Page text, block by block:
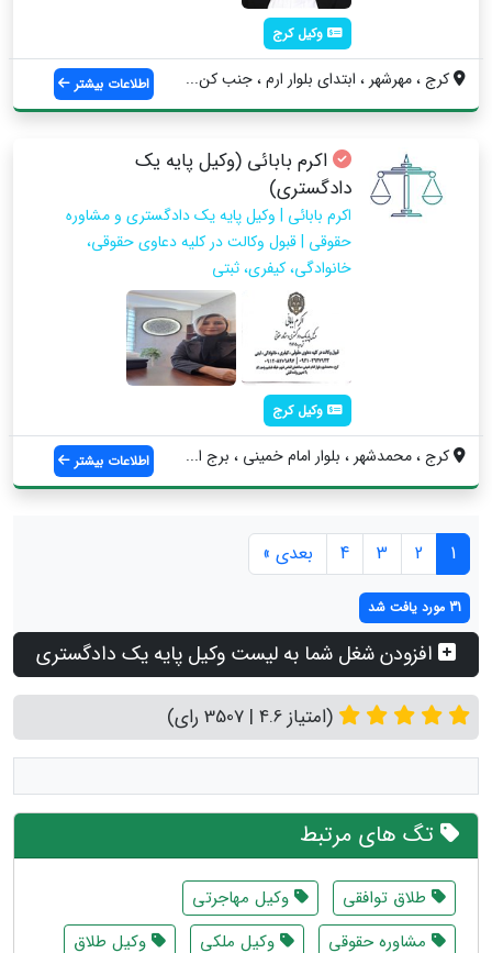
وکیل کرج
کرج ، مهرشهر ، ابتدای بلوار ارم ، جنب کن... اطلاعات بیشتر
اکرم بابائی (وکیل پایه یک
دادگستری)
اکرم بابائی | وکیل پایه یک دادگستری و مشاوره
حقوقی | قبول وکالت در کلیه دعاوی حقوقی،
خانوادگی، کیفری، ثبتی
وکیل کرج
کرج ، محمدشهر ، بلوار امام خمینی ، برج ا... اطلاعات بیشتر
1
2
3
4 بعدی »
31 مورد یافت شد
افزودن شغل شما به لیست وکیل پایه یک دادگستری
(امتیاز 4.6 | 3507 رای)
تگ های مرتبط
طلاق توافقی
وکیل مهاجرتی
مشاوره حقوقی
وکیل ملکی وکیل طلاق